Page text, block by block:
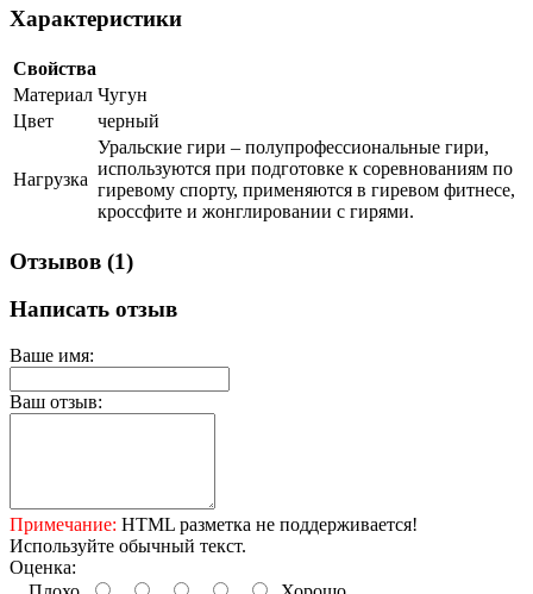
Характеристики
Свойства
Материал Чугун
Цвет
черный
Нагрузка
Уральские гири – полупрофессиональные гири,
используются при подготовке к соревнованиям по
гиревому спорту, применяются в гиревом фитнесе,
кроссфите и жонглировании с гирями.
Отзывов (1)
Написать отзыв
Ваше имя:
Ваш отзыв:
Примечание: HTML разметка не поддерживается!
Используйте обычный текст.
Оценка: